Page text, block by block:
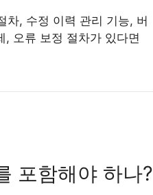
차, 수정 이력 관리 기능, 버
오류 보정 절차가 있다면
포함해야 하나?